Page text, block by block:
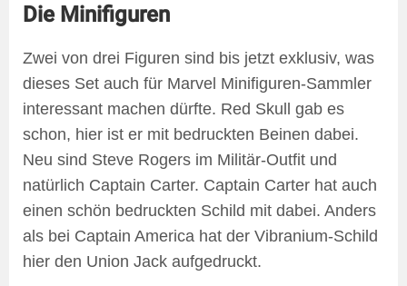
Die Minifiguren
Zwei von drei Figuren sind bis jetzt exklusiv, was
dieses Set auch für Marvel Minifiguren-Sammler
interessant machen dürfte. Red Skull gab es
schon, hier ist er mit bedruckten Beinen dabei.
Neu sind Steve Rogers im Militär-Outfit und
natürlich Captain Carter. Captain Carter hat auch
einen schön bedruckten Schild mit dabei. Anders
als bei Captain America hat der Vibranium-Schild
hier den Union Jack aufgedruckt.